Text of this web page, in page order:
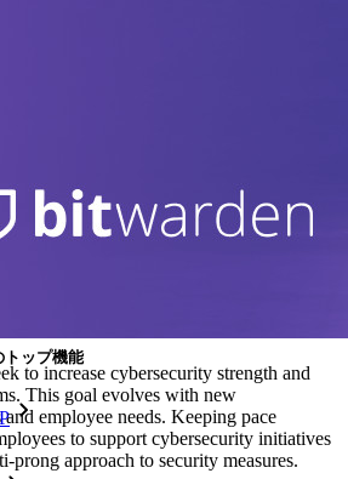
ンテリジェンス
トップ機能
to increase cybersecurity strength and
This goal evolves with new
employee needs. Keeping pace
to support cybersecurity initiatives
prong approach to security measures.